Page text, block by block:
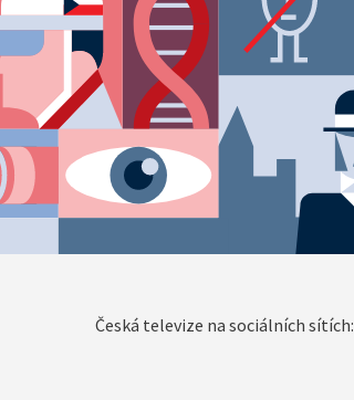
Česká televize na sociálních sítích: